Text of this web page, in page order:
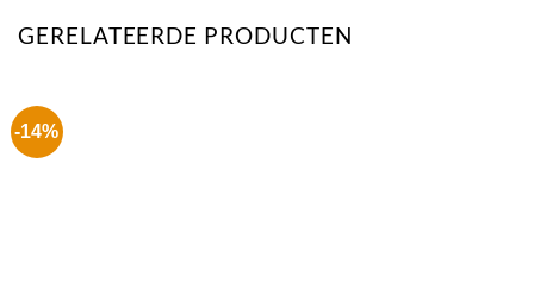
GERELATEERDE PRODUCTEN
-14%